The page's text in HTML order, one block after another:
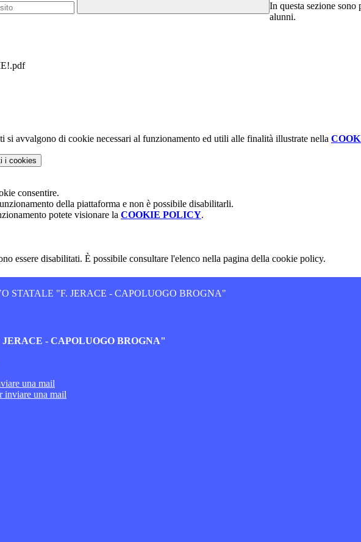
In questa sezione
alunni.
si avvalgono di cookie necessari al funzionamento ed utili alle finalità illustrate nella
i cookies
consentire.
della piattaforma e non è possibile disabilitarli.
potete visionare la COOKIE POLICY.
essere disabilitati. È possibile consultare l'elenco nella pagina della cookie policy.
STATALE "F. JERACE - CAPOLUOGO BROGNA"
- CAPOLUOGO BROGNA"
una mail
inviare una mail